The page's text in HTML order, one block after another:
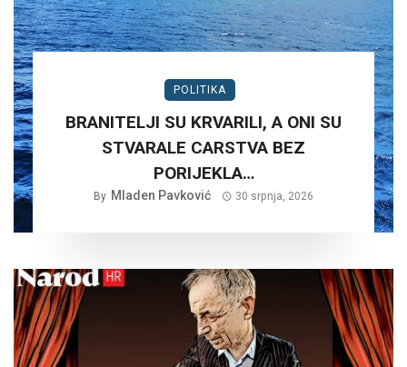
POLITIKA
BRANITELJI SU KRVARILI, A ONI SU
STVARALE CARSTVA BEZ
PORIJEKLA…
By Mladen Pavković 30 srpnja, 2026